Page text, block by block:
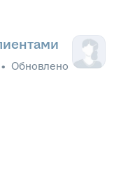
• Обновлено